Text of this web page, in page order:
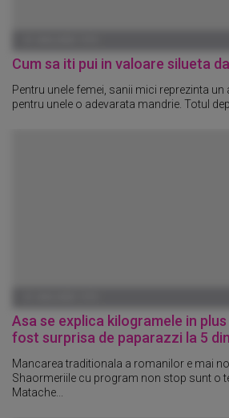
Cum sa iti pui in valoare silueta
Pentru unele femei, sanii mici reprezinta
pentru unele o adevarata mandrie. Totul
Asa se explica kilogramele in plus
fost surprisa de paparazzi la 5
Mancarea traditionala a romanilor e mai
Shaormeriile cu program non stop sunt o
Matache...